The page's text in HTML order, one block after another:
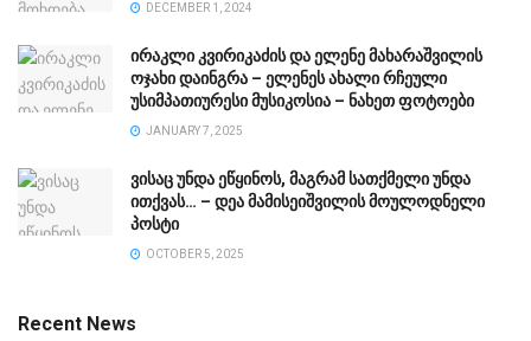
DECEMBER 1, 2024
ირაკლი კვირიკაძის და ელენე მახარაშვილის
ოჯახი დაინგრა – ელენეს ახალი რჩეული
უსიმპათიურესი მუსიკოსია – ნახეთ ფოტოები
JANUARY 7, 2025
ვისაც უნდა ეწყინოს, მაგრამ სათქმელი უნდა
ითქვას… – დეა მამისეიშვილის მოულოდნელი
პოსტი
OCTOBER 5, 2025
Recent News